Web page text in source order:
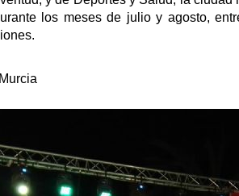
los meses de julio y agosto,